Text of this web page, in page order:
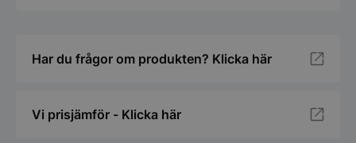
Har du frågor om produkten? Klicka här
Vi prisjämför - Klicka här